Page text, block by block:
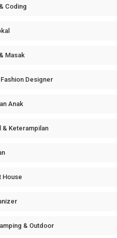
Coding
Masak
Designer
Anak
& Keterampilan
House
& Outdoor